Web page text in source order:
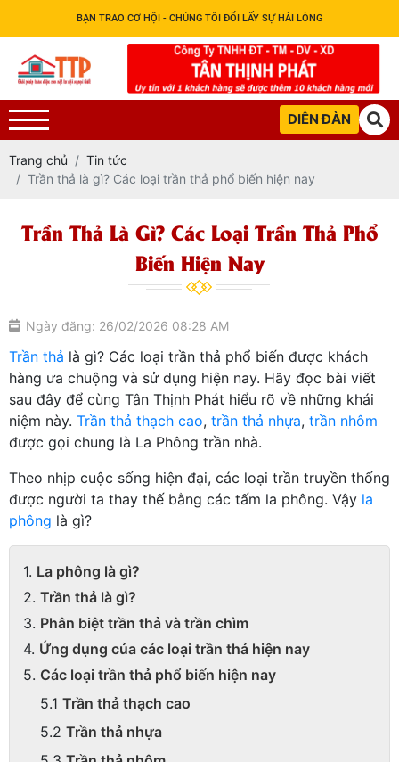
BẠN TRAO CƠ HỘI - CHÚNG TÔI ĐỔI LẤY SỰ HÀI LÒNG
DIỄN ĐÀN
Trang chủ
Tin tức
Trần thả là gì? Các loại trần thả phổ biến hiện nay
Trần Thả Là Gì? Các Loại Trần Thả Phổ
Biến Hiện Nay
Ngày đăng: 26/02/2026 08:28 AM
Trần thả là gì? Các loại trần thả phổ biến được khách
hàng ưa chuộng và sử dụng hiện nay. Hãy đọc bài viết
sau đây để cùng Tân Thịnh Phát hiểu rõ về những khái
niệm này. Trần thả thạch cao, trần thả nhựa, trần nhôm
được gọi chung là La Phông trần nhà.
Theo nhịp cuộc sống hiện đại, các loại trần truyền thống
được người ta thay thế bằng các tấm la phông. Vậy la
phông là gì?
La phông là gì?
Trần thả là gì?
Phân biệt trần thả và trần chìm
Ứng dụng của các loại trần thả hiện nay
Các loại trần thả phổ biến hiện nay
Trần thả thạch cao
Trần thả nhựa